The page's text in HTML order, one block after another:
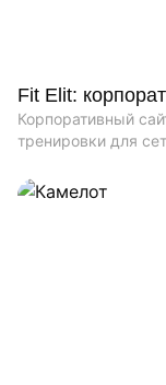
Fit Elit:
Корпоративный
тренировки для